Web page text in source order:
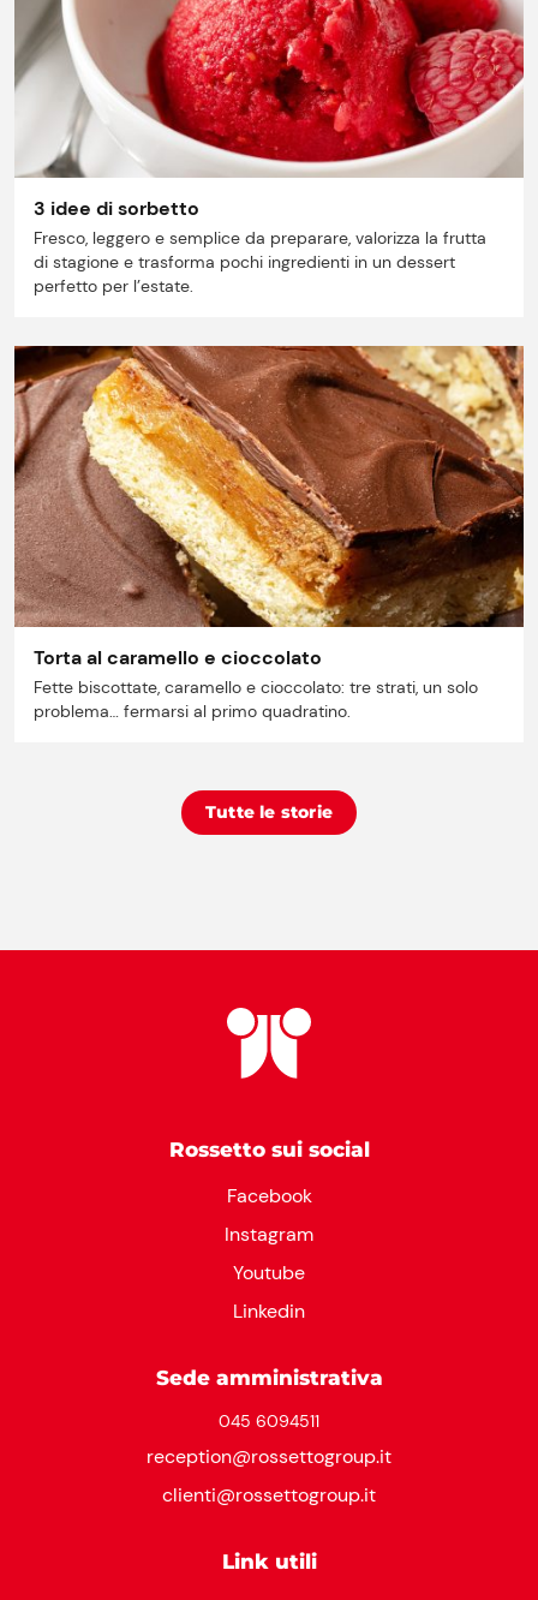
Punti vendita
Il gruppo
Ricette
Lavora con noi
3 idee di sorbetto
Fresco, leggero e semplice da preparare, valorizza la frutta
di stagione e trasforma pochi ingredienti in un dessert
perfetto per l’estate.
Torta al caramello e cioccolato
Fette biscottate, caramello e cioccolato: tre strati, un solo
problema… fermarsi al primo quadratino.
Tutte le storie
Rossetto sui social
Facebook
Instagram
Youtube
Linkedin
Sede amministrativa
045 6094511
reception@rossettogroup.it
clienti@rossettogroup.it
Link utili